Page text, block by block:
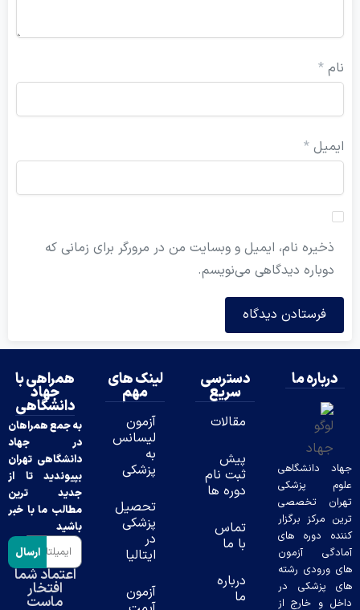
*
*
ذخیره نام، ایمیل و وبسایت من در مرورگر برای زمانی که
دوباره دیدگاهی می‌نویسم.
درباره ما
دانشگاهی
پزشکی
تخصصی
مرکز برگزار
دوره های
آزمون
ورودی رشته
پزشکی در
و خارج از
دسترسی
سریع
مقالات
پیش
ثبت نام
دوره ها
تماس
با ما
درباره
لینک های
مهم
آزمون
لیسانس
پزشکی
تحصیل
پزشکی
ایتالیا
آزمون
همراهی با
جهاد
دانشگاهی
به جمع همراهان
در جهاد
دانشگاهی تهران
بپیوندید تا از
جدید ترین
مطالب ما با خبر
باشید
ارسال
اعتماد شما
افتخار
ماست